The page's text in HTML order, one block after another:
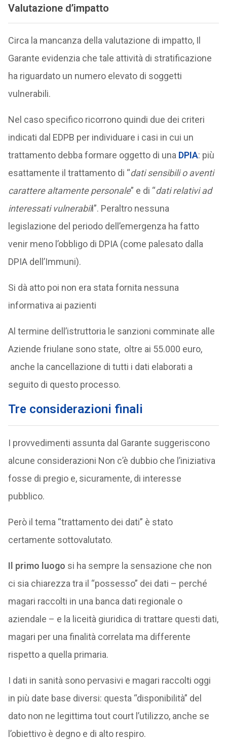
Valutazione d’impatto
Circa la mancanza della valutazione di impatto, Il
Garante evidenzia che tale attività di stratificazione
ha riguardato un numero elevato di soggetti
vulnerabili.
Nel caso specifico ricorrono quindi due dei criteri
indicati dal EDPB per individuare i casi in cui un
trattamento debba formare oggetto di una DPIA: più
esattamente il trattamento di “dati sensibili o aventi
carattere altamente personale” e di “dati relativi ad
interessati vulnerabili”. Peraltro nessuna
legislazione del periodo dell’emergenza ha fatto
venir meno l’obbligo di DPIA (come palesato dalla
DPIA dell’Immuni).
Si dà atto poi non era stata fornita nessuna
informativa ai pazienti
Al termine dell’istruttoria le sanzioni comminate alle
Aziende friulane sono state, oltre ai 55.000 euro,
anche la cancellazione di tutti i dati elaborati a
seguito di questo processo.
Tre considerazioni finali
I provvedimenti assunta dal Garante suggeriscono
alcune considerazioni Non c’è dubbio che l’iniziativa
fosse di pregio e, sicuramente, di interesse
pubblico.
Però il tema “trattamento dei dati” è stato
certamente sottovalutato.
Il primo luogo si ha sempre la sensazione che non
ci sia chiarezza tra il “possesso” dei dati – perché
magari raccolti in una banca dati regionale o
aziendale – e la liceità giuridica di trattare questi dati,
magari per una finalità correlata ma differente
rispetto a quella primaria.
I dati in sanità sono pervasivi e magari raccolti oggi
in più date base diversi: questa “disponibilità” del
dato non ne legittima tout court l’utilizzo, anche se
l’obiettivo è degno e di alto respiro.